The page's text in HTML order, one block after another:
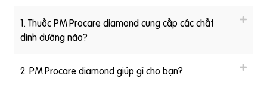
1. Thuốc PM Procare diamond cung cấp các chất
dinh dưỡng nào?
2. PM Procare diamond giúp gì cho bạn?